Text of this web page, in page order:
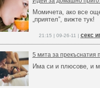
Момичета, ако все
„приятел”, вижте тук!
21:15 | 09-26-11 | секс
5 мита за прекъснатия
Има си и плюсове, и